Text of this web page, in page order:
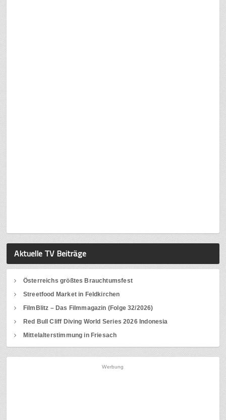
Aktuelle TV Beiträge
Österreichs größtes Brauchtumsfest
Streetfood Market in Feldkirchen
FilmBlitz – Das Filmmagazin (Folge 32/2026)
Red Bull Cliff Diving World Series 2026 Indonesia
Mittelalterstimmung in Friesach
Werbung